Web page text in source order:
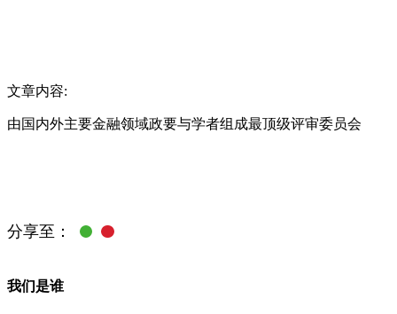
文章内容:
由国内外主要金融领域政要与学者组成最顶级评审委员会
分享至：
我们是谁